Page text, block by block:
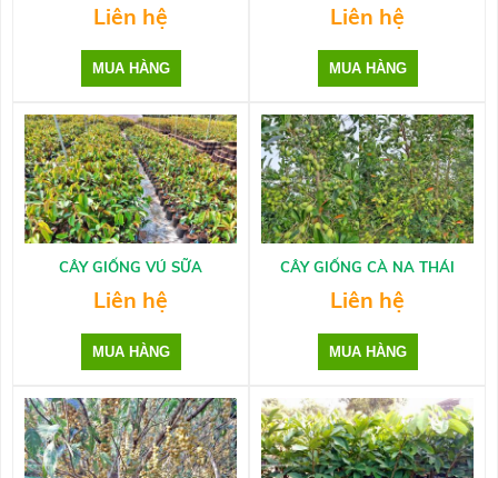
Liên hệ Liên hệ
CÂY GIỐNG VÚ SỮA
Liên hệ
CÂY GIỐNG CÀ NA THÁI
Liên hệ